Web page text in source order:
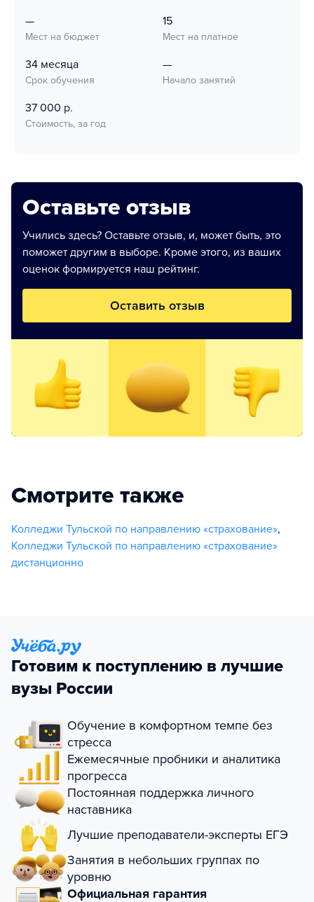
—
Мест на бюджет
15
Мест на платное
34 месяца
Срок обучения
—
Начало занятий
37 000 р.
Стоимость, за год
Оставьте отзыв
Учились здесь? Оставьте отзыв, и, может быть, это
поможет другим в выборе. Кроме этого, из ваших
оценок формируется наш рейтинг.
Оставить отзыв
Смотрите также
Колледжи Тульской по направлению «страхование»,
Колледжи Тульской по направлению «страхование»
дистанционно
Готовим к поступлению в лучшие
вузы России
Обучение в комфортном темпе без
стресса
Ежемесячные пробники и аналитика
прогресса
Постоянная поддержка личного
наставника
Лучшие преподаватели-эксперты ЕГЭ
Занятия в небольших группах по
уровню
Официальная гарантия